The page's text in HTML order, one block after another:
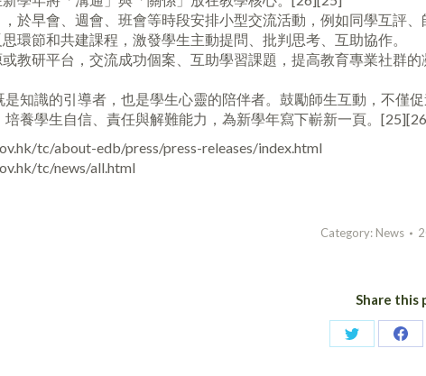
於早會、週會、班會等時段安排小型交流活動，例如同學互評、
環節和共建課程，激發學生主動提問、批判思考、互助協作。
教研平台，交流成功個案、互助學習課題，提高教育專業社群的
知識的引導者，也是學生心靈的陪伴者。鼓勵師生互動，不僅
養學生自信、責任與解難能力，為新學年寫下嶄新一頁。
tc/about-edb/press/press-releases/index.html
tc/news/all.html
Category: News
Share this
Share